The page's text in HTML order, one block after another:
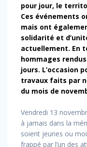
pour jour, le
Ces événements
mais ont
solidarité et
actuellement. En
hommages
jours. L’occasion
travaux faits par
du mois de
Vendredi 13
à jamais dans la
soient jeunes ou
frappé par l’un des